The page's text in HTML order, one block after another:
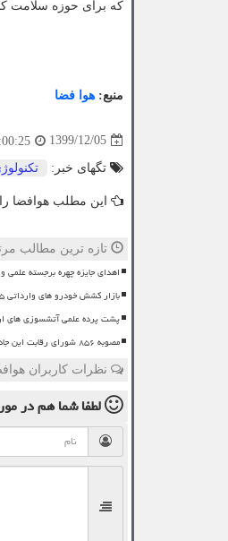
که برای حوزه سلامت
منبع: هوا فضا
1399/12/05
تگهای خبر:
این مطلب هوافضا
تازه ترین مطالب
اهدای جایزه چهره برجسته علمی
بازار کشش خودرو های وارداتی ۵ تا ۱۰ میلیارد تومانی را ندارد
پشت پرده علمی آتشسوزی های
مصوبه ۸۵۶ شورای رقابت این جاده یک طرفه است
نظرات کاربران
لطفا شما همدر